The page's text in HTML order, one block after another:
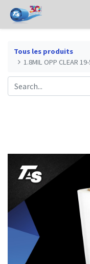
Tous les produits
1.8MIL OPP CLEAR